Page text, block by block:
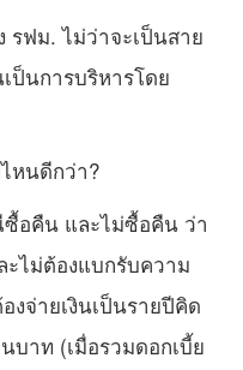
ฟม. ไม่ว่าจะเป็นสาย
ป็นการบริหารโดย
หนดีกว่า?
อคืน และไม่ซื้อคืน ว่า
ะไม่ต้องแบกรับความ
งจ่ายเงินเป็นรายปีคิด
าท (เมื่อรวมดอกเบี้ย